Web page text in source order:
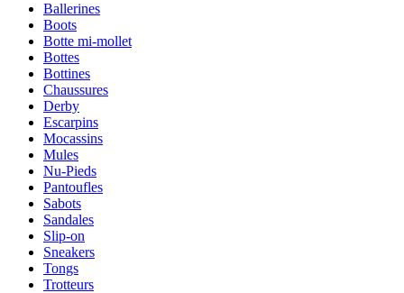
Ballerines
Boots
Botte mi-mollet
Bottes
Bottines
Chaussures
Derby
Escarpins
Mocassins
Mules
Nu-Pieds
Pantoufles
Sabots
Sandales
Slip-on
Sneakers
Tongs
Trotteurs